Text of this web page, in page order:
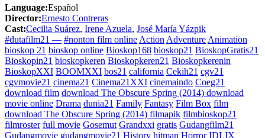
Language:Español
Director:Ernesto Contreras
Cast:Cecilia Suárez, Irene Azuela, José María Yázpik
#dutafilm21 — #nonton film online Action Adventure Animation
bioskop 21 bioskop online Bioskop168 bioskop21 BioskopGratis21
Bioskopin21 bioskopkeren Bioskopkeren21 Bioskopkerenin
BioskopXXI BOOMXXI bos21 california Cekih21 cgv21
cgvmovie21 cinema21 Cinema21XXI cinemaindo Coeg21
download film download The Obscure Spring (2014) download
movie online Drama dunia21 Family Fantasy Film Box film
download The Obscure Spring (2014) filmapik filmbioskop21
filmroster full movie Gosemut Grandxxi gratis Gudangfilm21
Gudangmovie gudangmovie21 History hitman Horror IDLIX